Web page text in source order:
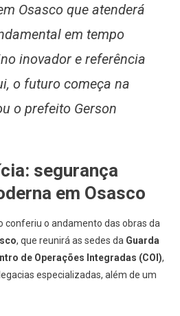
Osasco que atenderá
em tempo
inovador e referência
o futuro começa na
o prefeito Gerson
segurança
em Osasco
conferiu o andamento das obras da
, que reunirá as sedes da Guarda
de Operações Integradas (COI),
especializadas, além de um